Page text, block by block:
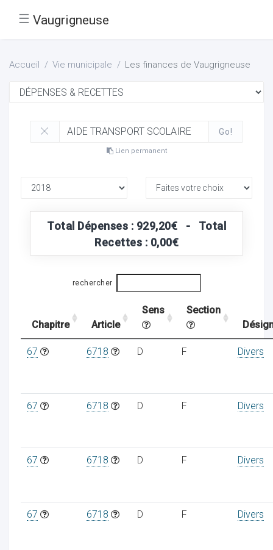
☰ Vaugrigneuse
Accueil Vie municipale Les finances de Vaugrigneuse
Go!
Lien permanent
Total Dépenses : 929,20€ - Total
Recettes : 0,00€
rechercher
Chapitre Article
Sens
Section
67 6718 D F Divers
67 6718 D F Divers
67 6718 D F Divers
67 6718 D F Divers